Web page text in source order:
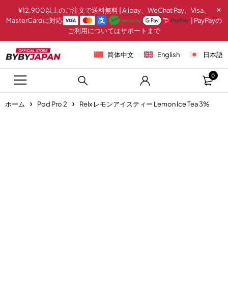
¥12,900以上のご注文で送料無料 | Alipay、WeChat Pay、Visa、
MasterCardに対応
| PayPayの
ご利用についてはサポートまで
简体中文 English 日本語
0
ホーム Pod Pro 2 Relx レモンアイスティー Lemon Ice Tea 3%